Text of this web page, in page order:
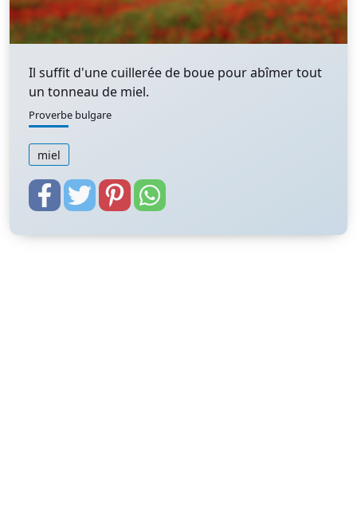
Il suffit d'une cuillerée de boue pour abîmer tout
un tonneau de miel.
Proverbe bulgare
miel